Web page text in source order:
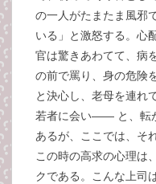
の一人がたまたま風邪
いる」と激怒する。心
官は驚きあわてて、病
の前で罵り、身の危険
と決心し、老母を連れ
若者に会い―― と、転
あるが、ここでは、そ
この時の高求の心理は
クである。こんな上司